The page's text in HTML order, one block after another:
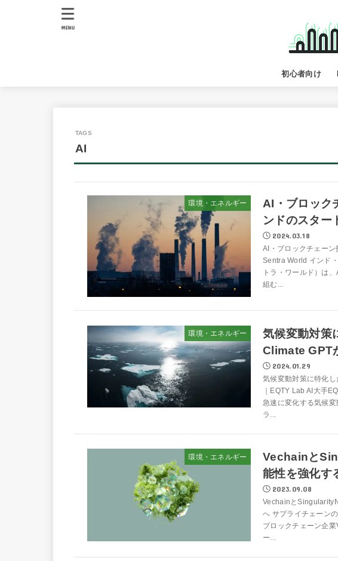
初心者向け
MENU
AI
環境・エネルギー
AI・ブロック
ンドのスタ
2024.03.18
AI・ブロックチェー
Sentra World インド
トラ・ワールド）は
組む...
環境・エネルギー
気候変動対策
Climate GPT
2024.01.29
気候変動対策に特化
｜EQTY Lab AI大手
急速に変化する気候
ラ...
環境・エネルギー
Vechainと
能性を強化す
2023.09.08
Vechainと
へ サプライチェーン
ブロックチェーン企
ー...